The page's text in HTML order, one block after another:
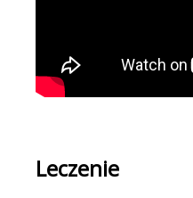
Leczenie